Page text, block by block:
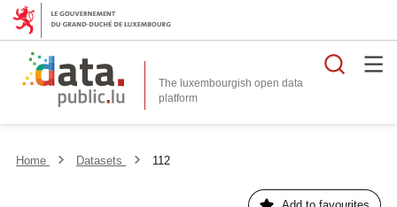
The luxembourgish open data
platform
Home Datasets 112